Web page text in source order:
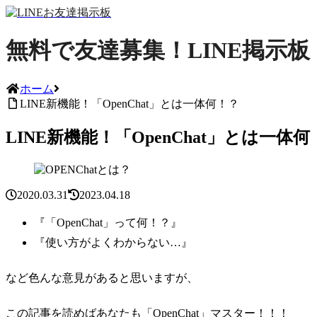
無料で友達募集！LINE掲示板
ホーム
LINE新機能！「OpenChat」とは一体何！？
LINE新機能！「OpenChat」とは一体何
2020.03.31 2023.04.18
『「OpenChat」って何！？』
『使い方がよくわからない…』
など色んな意見があると思いますが、
この記事を読めばあなたも 「OpenChat」マスター！！！